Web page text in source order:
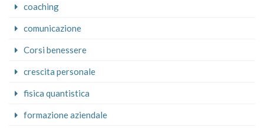
coaching
comunicazione
Corsi benessere
crescita personale
fisica quantistica
formazione aziendale